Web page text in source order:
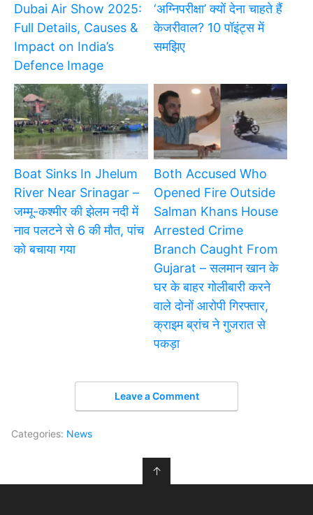
Dubai Air Show 2025:
Full Details, Causes &
Impact on India’s
Defence Image
‘अग्निपरीक्षा’ क्यों देना चाहते हैं
केजरीवाल? 10 पॉइंट्स में
समझिए
Boat Sinks In Jhelum
River Near Srinagar –
जम्मू-कश्मीर की झेलम नदी में
नाव पलटने से 6 की मौत, पांच
को बचाया गया
Both Accused Who
Opened Fire Outside
Salman Khans House
Arrested Crime
Branch Caught From
Gujarat – सलमान खान के
घर के बाहर गोलीबारी करने
वाले दोनों आरोपी गिरफ्तार,
क्राइम ब्रांच ने गुजरात से
पकड़ा
Leave a Comment
Categories: News
↑